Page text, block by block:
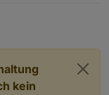
kein